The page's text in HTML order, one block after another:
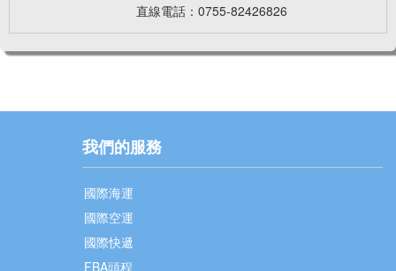
直線電話：0755-82426826
我們的服務
國際海運
國際空運
國際快遞
FBA頭程